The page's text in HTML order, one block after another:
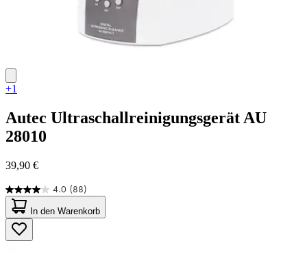
+1
Autec Ultraschallreinigungsgerät AU
28010
39,90 €
4.0 (88)
4.0
von
5
Sternen.
88
In den Warenkorb